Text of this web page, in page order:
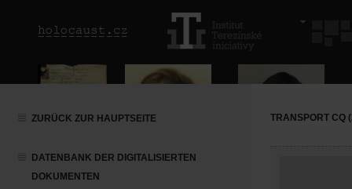
ZURÜCK ZUR HAUPTSEITE
DATENBANK DER DIGITALISIERTEN
DOKUMENTEN
TRANSPORT CQ